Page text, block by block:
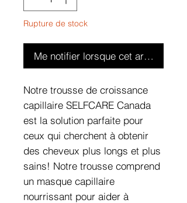
Rupture de stock
Me notifier lorsque cet article est
Notre trousse de croissance
capillaire SELFCARE Canada
est la solution parfaite pour
ceux qui cherchent à obtenir
des cheveux plus longs et plus
sains! Notre trousse comprend
un masque capillaire
nourrissant pour aider à